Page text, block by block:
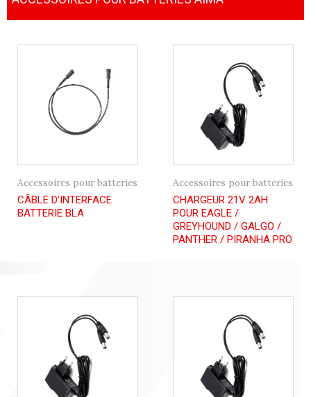
Accessoires pour batteries
CÂBLE D’INTERFACE
BATTERIE BLA
Accessoires pour batteries
CHARGEUR 21V 2AH
POUR EAGLE /
GREYHOUND / GALGO /
PANTHER / PIRANHA PRO